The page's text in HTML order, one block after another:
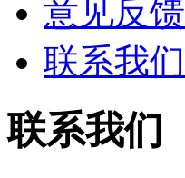
意见反馈
联系我们
联系我们